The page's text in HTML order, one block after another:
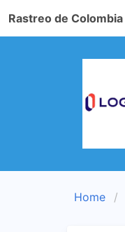
Rastreo de Colombia
Home